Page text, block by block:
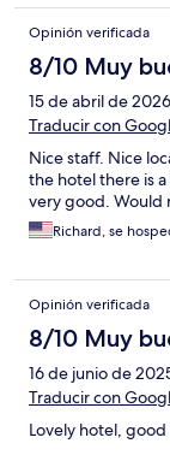
Opinión verificada
8/10 Muy
15 de abril de 2026
Traducir con
Nice staff. Nice
the hotel there is
very good. Would
Richard, se
Opinión verificada
8/10 Muy
16 de junio de
Traducir con
Lovely hotel,